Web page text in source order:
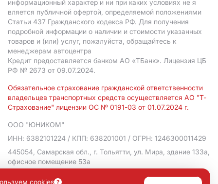
информационный характер и ни при каких условиях не я
вляется публичной офертой, определяемой положениями
Статьи 437 Гражданского кодекса РФ. Для получения
подробной информации о наличии и стоимости указанных
товаров и (или) услуг, пожалуйста, обращайтесь к
менеджерам автоцентра
Кредит предоставляется банком АO «ТБанк». Лицензия ЦБ
РФ № 2673 от 09.07.2024.
Обязательное страхование гражданской ответственности
владельцев транспортных средств осуществляется АО "Т-
Страхование" лицензии ОС № 0191-03 от 01.07.2024 г.
ООО "ЮНИКОМ"
ИНН: 6382101224 / КПП: 638201001 / ОГРН: 1246300011429
445054, Самарская обл., г. Тольятти, ул. Мира, здание 133а,
офисное помещение 53а
Политика в отношении обработки персональных данных
cookies